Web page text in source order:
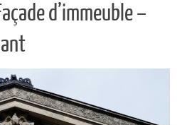
d’immeuble –